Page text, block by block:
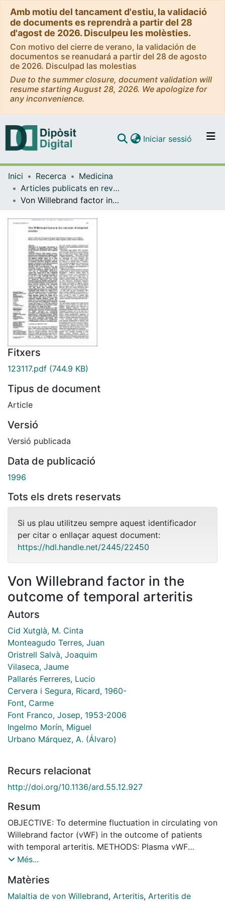
Amb motiu del tancament d'estiu, la validació
de documents es reprendrà a partir del 28
d'agost de 2026. Disculpeu les molèsties.
Con motivo del cierre de verano, la validación de
documentos se reanudará a partir del 28 de agosto
de 2026. Disculpad las molestias
Due to the summer closure, document validation will
resume starting August 28, 2026. We apologize for
any inconvenience.
Navega per tot el DD
Com publicar
Iniciar sessió (current)
Inici Recerca
Medicina
Articles publicats en revistes (Medicina)
Von Willebrand factor in the outcome of temporal arteritis
Fitxers
123117.pdf (744.9 KB)
Tipus de document
Article
Versió
Versió publicada
Data de publicació
1996
Tots els drets reservats
Si us plau utilitzeu sempre aquest identificador
per citar o enllaçar aquest document:
https://hdl.handle.net/2445/22450
Von Willebrand factor in the
outcome of temporal arteritis
Autors
Cid Xutglà, M. Cinta
Monteagudo Terres, Juan
Oristrell Salvà, Joaquim
Vilaseca, Jaume
Pallarés Ferreres, Lucio
Cervera i Segura, Ricard, 1960-
Font, Carme
Font Franco, Josep, 1953-2006
Ingelmo Morín, Miguel
Urbano Márquez, A. (Álvaro)
Recurs relacionat
http://doi.org/10.1136/ard.55.12.927
Resum
OBJECTIVE: To determine fluctuation in circulating von
Willebrand factor (vWF) in the outcome of patients
with temporal arteritis. METHODS: Plasma vWF
antigen concentrations were measured in 65 patients
disease activity stages, in 12 with isolated polymyalgia
rheumatica, and in 16 controls. Fourteen temporal
Més...
Matèries
Malaltia de von Willebrand, Arteritis, Arteritis de